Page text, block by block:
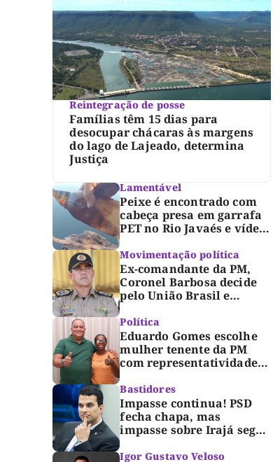
Reintegração de posse
Famílias têm 15 dias para
desocupar chácaras às margens
do lago de Lajeado, determina
Justiça
Lamentável
Peixe é encontrado com
cabeça presa em garrafa
PET no Rio Javaés e vídeo
lixo nos rios
Movimentação política
Ex-comandante da PM,
Coronel Barbosa decide
pelo União Brasil e
Dorinha
Política
Eduardo Gomes escolhe
mulher tenente da PM
com representatividade e
para compor segunda
suplência ao Senado
Bastidores
Impasse continua! PSD
fecha chapa, mas
impasse sobre Irajá segue
TRE; Laurez diz que nome
Igor Gustavo Veloso